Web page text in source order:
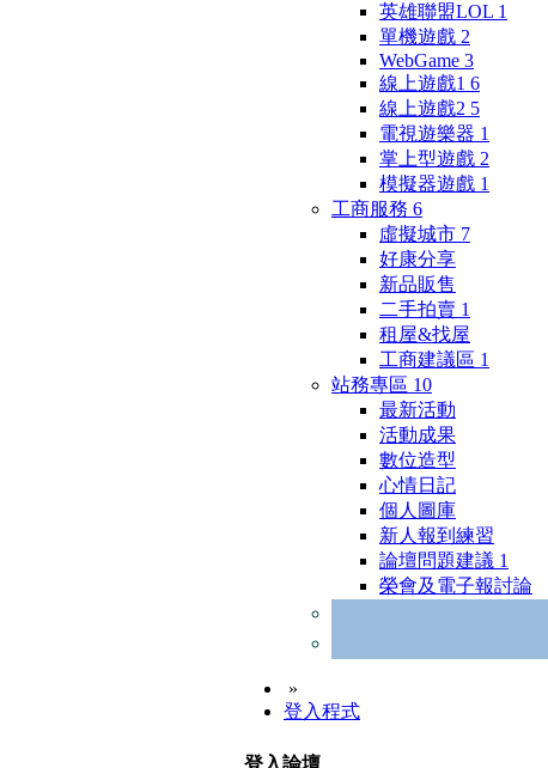
英雄聯盟LOL 1
單機遊戲 2
WebGame 3
線上遊戲1 6
線上遊戲2 5
電視遊樂器 1
掌上型遊戲 2
模擬器遊戲 1
工商服務 6
虛擬城市 7
好康分享
新品販售
二手拍賣 1
租屋&找屋
工商建議區 1
站務專區 10
最新活動
活動成果
數位造型
心情日記
個人圖庫
新人報到練習
論壇問題建議 1
榮會及電子報討論
»
登入程式
登入論壇